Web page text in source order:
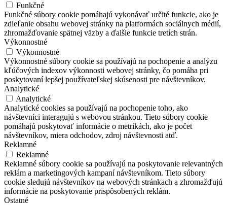
Funkčné
Funkčné súbory cookie pomáhajú vykonávať určité funkcie, ako je
zdieľanie obsahu webovej stránky na platformách sociálnych médií,
zhromažďovanie spätnej väzby a ďalšie funkcie tretích strán.
Výkonnostné
Výkonnostné
Výkonnostné súbory cookie sa používajú na pochopenie a analýzu
kľúčových indexov výkonnosti webovej stránky, čo pomáha pri
poskytovaní lepšej používateľskej skúsenosti pre návštevníkov.
Analytické
Analytické
Analytické cookies sa používajú na pochopenie toho, ako
návštevníci interagujú s webovou stránkou. Tieto súbory cookie
pomáhajú poskytovať informácie o metrikách, ako je počet
návštevníkov, miera odchodov, zdroj návštevnosti atď.
Reklamné
Reklamné
Reklamné súbory cookie sa používajú na poskytovanie relevantných
reklám a marketingových kampaní návštevníkom. Tieto súbory
cookie sledujú návštevníkov na webových stránkach a zhromažďujú
informácie na poskytovanie prispôsobených reklám.
Ostatné